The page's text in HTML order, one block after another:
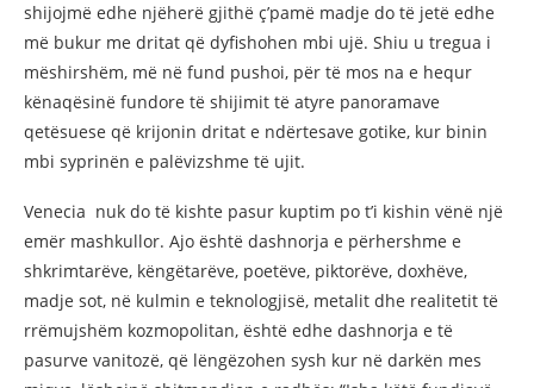
shijojmë edhe njëherë gjithë ç’pamë madje do të jetë edhe
më bukur me dritat që dyfishohen mbi ujë. Shiu u tregua i
mëshirshëm, më në fund pushoi, për të mos na e hequr
kënaqësinë fundore të shijimit të atyre panoramave
qetësuese që krijonin dritat e ndërtesave gotike, kur binin
mbi syprinën e palëvizshme të ujit.
Venecia nuk do të kishte pasur kuptim po t’i kishin vënë një
emër mashkullor. Ajo është dashnorja e përhershme e
shkrimtarëve, këngëtarëve, poetëve, piktorëve, doxhëve,
madje sot, në kulmin e teknologjisë, metalit dhe realitetit të
rrëmujshëm kozmopolitan, është edhe dashnorja e të
pasurve vanitozë, që lëngëzohen sysh kur në darkën mes